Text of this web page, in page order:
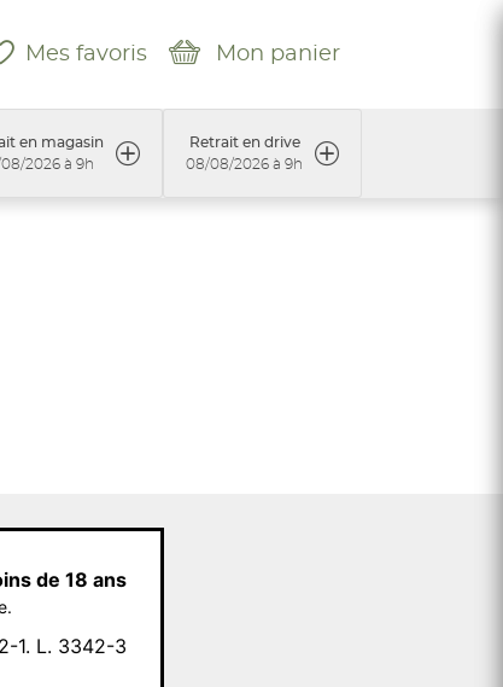
Mes favoris Mon panier
en magasin
2026 à 9h
Retrait en drive
08/08/2026 à 9h
de 18 ans
1. L. 3342-3